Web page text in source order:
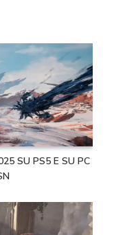
SU PS5 E SU PC